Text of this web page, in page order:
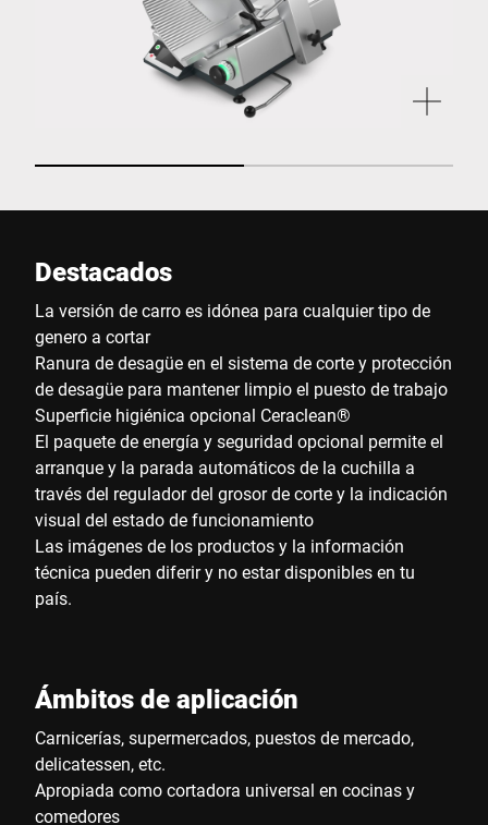
Destacados
La versión de carro es idónea para cualquier tipo de
genero a cortar
Ranura de desagüe en el sistema de corte y protección
de desagüe para mantener limpio el puesto de trabajo
Superficie higiénica opcional Ceraclean®
El paquete de energía y seguridad opcional permite el
arranque y la parada automáticos de la cuchilla a
través del regulador del grosor de corte y la indicación
visual del estado de funcionamiento
Las imágenes de los productos y la información
técnica pueden diferir y no estar disponibles en tu
país.
Ámbitos de aplicación
Carnicerías, supermercados, puestos de mercado,
delicatessen, etc.
Apropiada como cortadora universal en cocinas y
comedores